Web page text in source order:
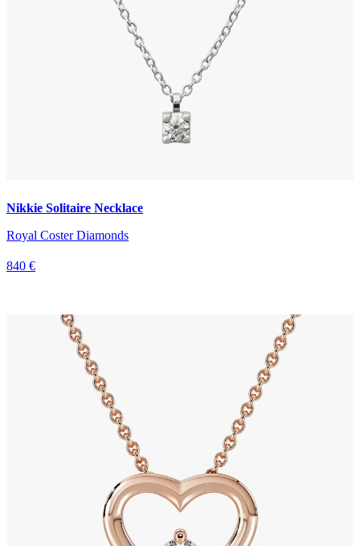
Nikkie Solitaire Necklace
Royal Coster Diamonds
840 €